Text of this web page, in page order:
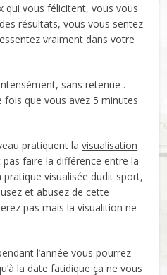
qui vous félicitent, vous vous
résultats, vous vous sentez
vraiment dans votre
sans retenue .
fois que vous avez 5 minutes
pratiquent lavisualisation
faire la différence entre la
visualisée dudit sport,
et abusez de cette
pas mais la visualition ne
l’année vous pourrez
la date fatidique ça ne vous